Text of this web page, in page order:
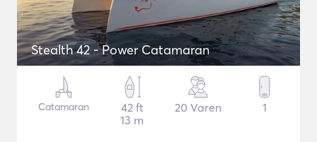
Stealth 42 - Power Catamaran
Catamaran
42 ft
13 m
20 Varen 1